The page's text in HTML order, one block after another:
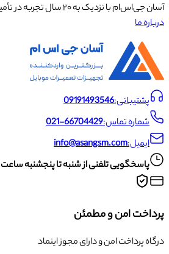
آسان جی‌اس‌ام با نزدیک به ۲۰ سال تجربه در تأمین تجهیزات تعمیرات الکترونیک، آموزش تخصصی موبایل و ارائه خدمات تعمیر تلفن همراه و لوازم جانبی، با تکیه بر تیمی حرفه‌ای، رضایت و اعتماد مشتریان را اولویت اصلی خود قرار داده است.
درباره ما
پشتیبانی:09191493546
شماره تماس:021-66704429
ایمیل:info@asangsm.com
پاسخگویی تلفنی از شنبه تا پنجشنبه ساعت ۱۰ الی ۱۹
پرداخت امن و مطمئن
درگاه پرداخت امن و دارای مجوز اینماد